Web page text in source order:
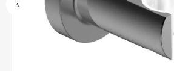
info@aquame-shop.ru